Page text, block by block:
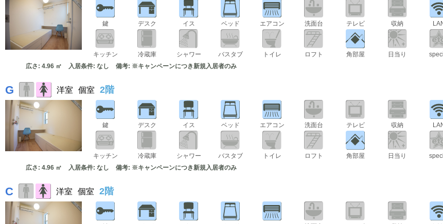
鍵 デスク イス ベッド エアコン 洗面台 テレビ 収納
キッチン 冷蔵庫 シャワー バスタブ トイレ ロフト 角部屋 日当り
広さ: 4.96 ㎡ 入居条件: なし 備考: ※キャンペーンにつき新規入居者のみ
G 洋室 個室 2階
鍵 デスク イス ベッド エアコン 洗面台 テレビ 収納
キッチン 冷蔵庫 シャワー バスタブ トイレ ロフト 角部屋 日当り
広さ: 4.96 ㎡ 入居条件: なし 備考: ※キャンペーンにつき新規入居者のみ
C 洋室 個室 2階